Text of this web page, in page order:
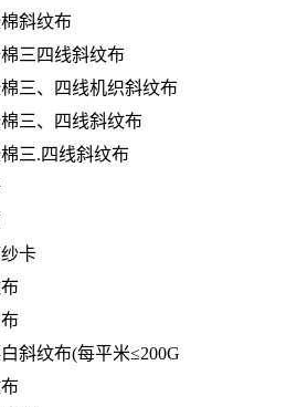
斜纹布
三四线斜纹布
三、四线机织斜纹布
三、四线斜纹布
三.四线斜纹布
卡
斜纹布(每平米≤200G